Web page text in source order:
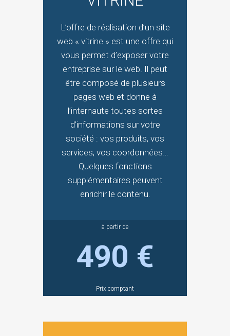
L’offre de réalisation d’un site
web « vitrine » est une offre qui
vous permet d’exposer votre
entreprise sur le web. Il peut
être composé de plusieurs
pages web et donne à
l’internaute toutes sortes
d’informations sur votre
société : vos produits, vos
services, vos coordonnées…
Quelques fonctions
supplémentaires peuvent
enrichir le contenu.
à partir de
490 €
Prix comptant